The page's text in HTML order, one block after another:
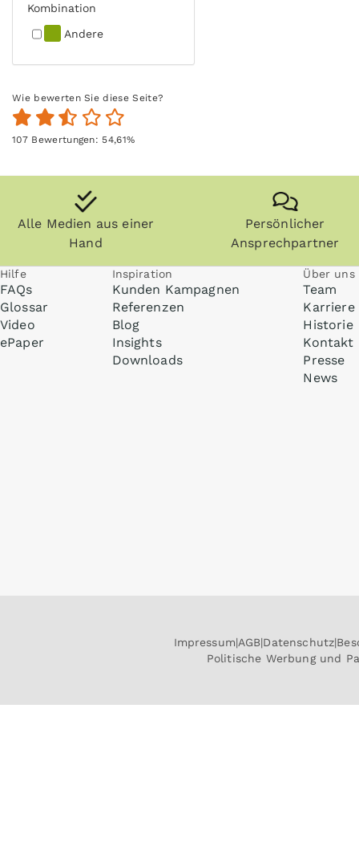
Kombination
Andere
Wie bewerten Sie diese Seite?
107Bewertungen: 54,61%
Alle Medien aus einer
Hand
Persönlicher
Ansprechpartner
Hilfe
FAQs
Glossar
Video
ePaper
Inspiration
Kunden Kampagnen
Referenzen
Blog
Insights
Downloads
Über uns
Team
Karriere
Historie
Kontakt
Presse
News
Impressum AGB Datenschutz
Politische Werbung und